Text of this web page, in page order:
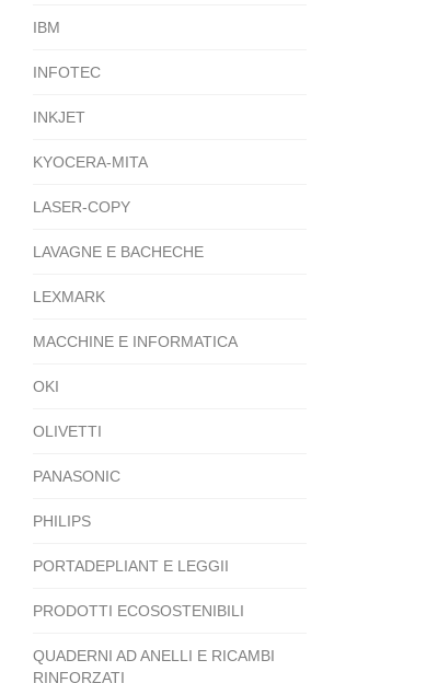
IBM
INFOTEC
INKJET
KYOCERA-MITA
LASER-COPY
LAVAGNE E BACHECHE
LEXMARK
MACCHINE E INFORMATICA
OKI
OLIVETTI
PANASONIC
PHILIPS
PORTADEPLIANT E LEGGII
PRODOTTI ECOSOSTENIBILI
QUADERNI AD ANELLI E RICAMBI
RINFORZATI